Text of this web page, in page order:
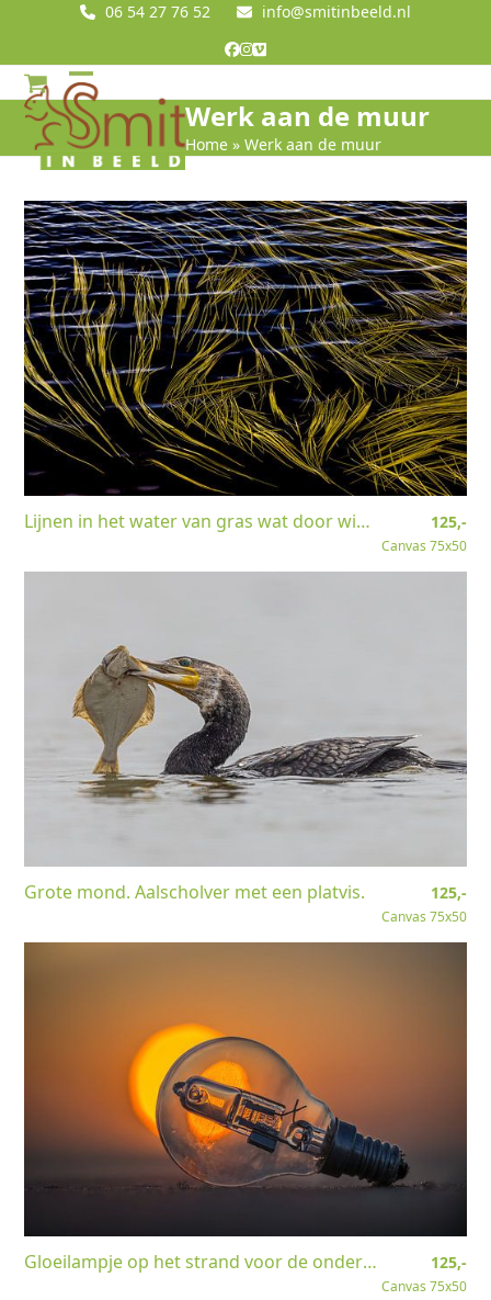
content
06 54 27 76 52 info@smitinbeeld.nl
Facebook
Instagram
Vimeo
Open
mobile
menu
Close
mobile
menu
Werk aan de muur
Home» Werk aan de muur
Lijnen in het water van gras wat door wind en stroming is gevormd. 125,-
Canvas 75x50
Grote mond. Aalscholver met een platvis. 125,-
Canvas 75x50
Gloeilampje op het strand voor de ondergaande zon. 125,-
Canvas 75x50